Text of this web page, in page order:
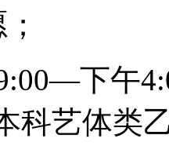
下午
科艺体类